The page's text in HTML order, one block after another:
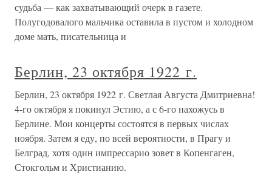
судьба — как захватывающий очерк в газете.
Полугодовалого мальчика оставила в пустом и холодном
доме мать, писательница и
Берлин, 23 октября 1922 г.
Берлин, 23 октября 1922 г. Светлая Августа Дмитриевна!
4-го октября я покинул Эстию, а с 6-го нахожусь в
Берлине. Мои концерты состоятся в первых числах
ноября. Затем я еду, по всей вероятности, в Прагу и
Белград, хотя один импрессарио зовет в Копенгаген,
Стокгольм и Христианию.